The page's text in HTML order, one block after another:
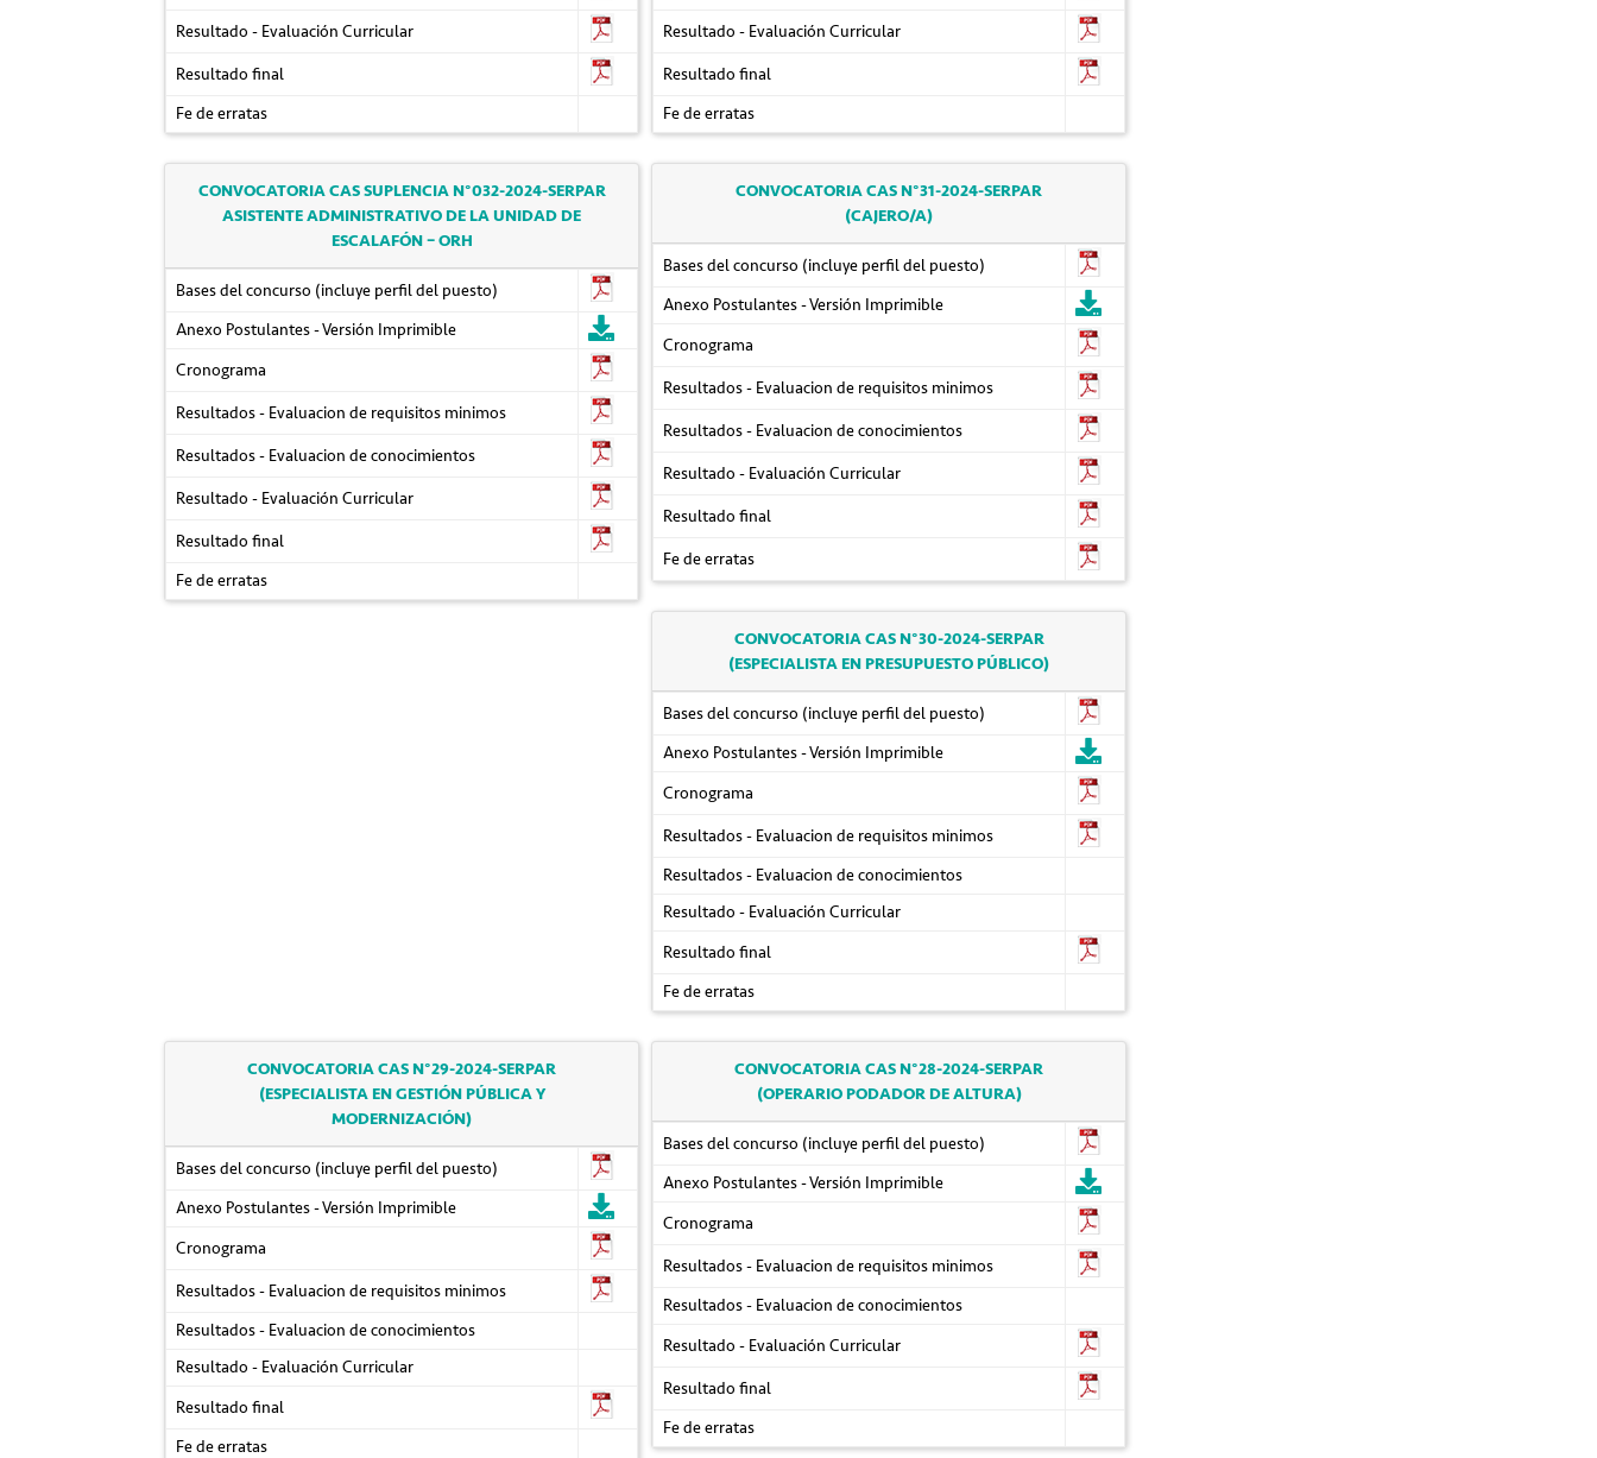
Resultado - Evaluación Curricular
Resultado final
Fe de erratas
Resultado - Evaluación Curricular
Resultado final
Fe de erratas
CONVOCATORIA CAS SUPLENCIA N°032-2024-SERPAR
ASISTENTE ADMINISTRATIVO DE LA UNIDAD DE
ESCALAFÓN – ORH
Bases del concurso (incluye perfil del puesto)
Anexo Postulantes - Versión Imprimible
Cronograma
Resultados - Evaluacion de requisitos minimos
Resultados - Evaluacion de conocimientos
Resultado - Evaluación Curricular
Resultado final
Fe de erratas
CONVOCATORIA CAS N°31-2024-SERPAR
(CAJERO/A)
Bases del concurso (incluye perfil del puesto)
Anexo Postulantes - Versión Imprimible
Cronograma
Resultados - Evaluacion de requisitos minimos
Resultados - Evaluacion de conocimientos
Resultado - Evaluación Curricular
Resultado final
Fe de erratas
CONVOCATORIA CAS N°30-2024-SERPAR
(ESPECIALISTA EN PRESUPUESTO PÚBLICO)
Bases del concurso (incluye perfil del puesto)
Anexo Postulantes - Versión Imprimible
Cronograma
Resultados - Evaluacion de requisitos minimos
Resultados - Evaluacion de conocimientos
Resultado - Evaluación Curricular
Resultado final
Fe de erratas
CONVOCATORIA CAS N°29-2024-SERPAR
(ESPECIALISTA EN GESTIÓN PÚBLICA Y
MODERNIZACIÓN)
Bases del concurso (incluye perfil del puesto)
Anexo Postulantes - Versión Imprimible
Cronograma
Resultados - Evaluacion de requisitos minimos
Resultados - Evaluacion de conocimientos
Resultado - Evaluación Curricular
Resultado final
Fe de erratas
CONVOCATORIA CAS N°28-2024-SERPAR
(OPERARIO PODADOR DE ALTURA)
Bases del concurso (incluye perfil del puesto)
Anexo Postulantes - Versión Imprimible
Cronograma
Resultados - Evaluacion de requisitos minimos
Resultados - Evaluacion de conocimientos
Resultado - Evaluación Curricular
Resultado final
Fe de erratas